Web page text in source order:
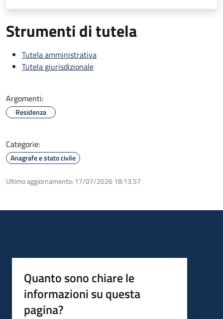
Strumenti di tutela
Tutela amministrativa
Tutela giurisdizionale
Argomenti:
Residenza
Categorie:
Anagrafe e stato civile
Ultimo aggiornamento: 17/07/2026 18:13.57
Quanto sono chiare le
informazioni su questa
pagina?